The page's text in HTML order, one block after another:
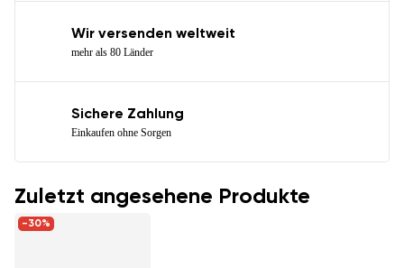
Wir versenden weltweit
mehr als 80 Länder
Sichere Zahlung
Einkaufen ohne Sorgen
Zuletzt angesehene Produkte
-30%